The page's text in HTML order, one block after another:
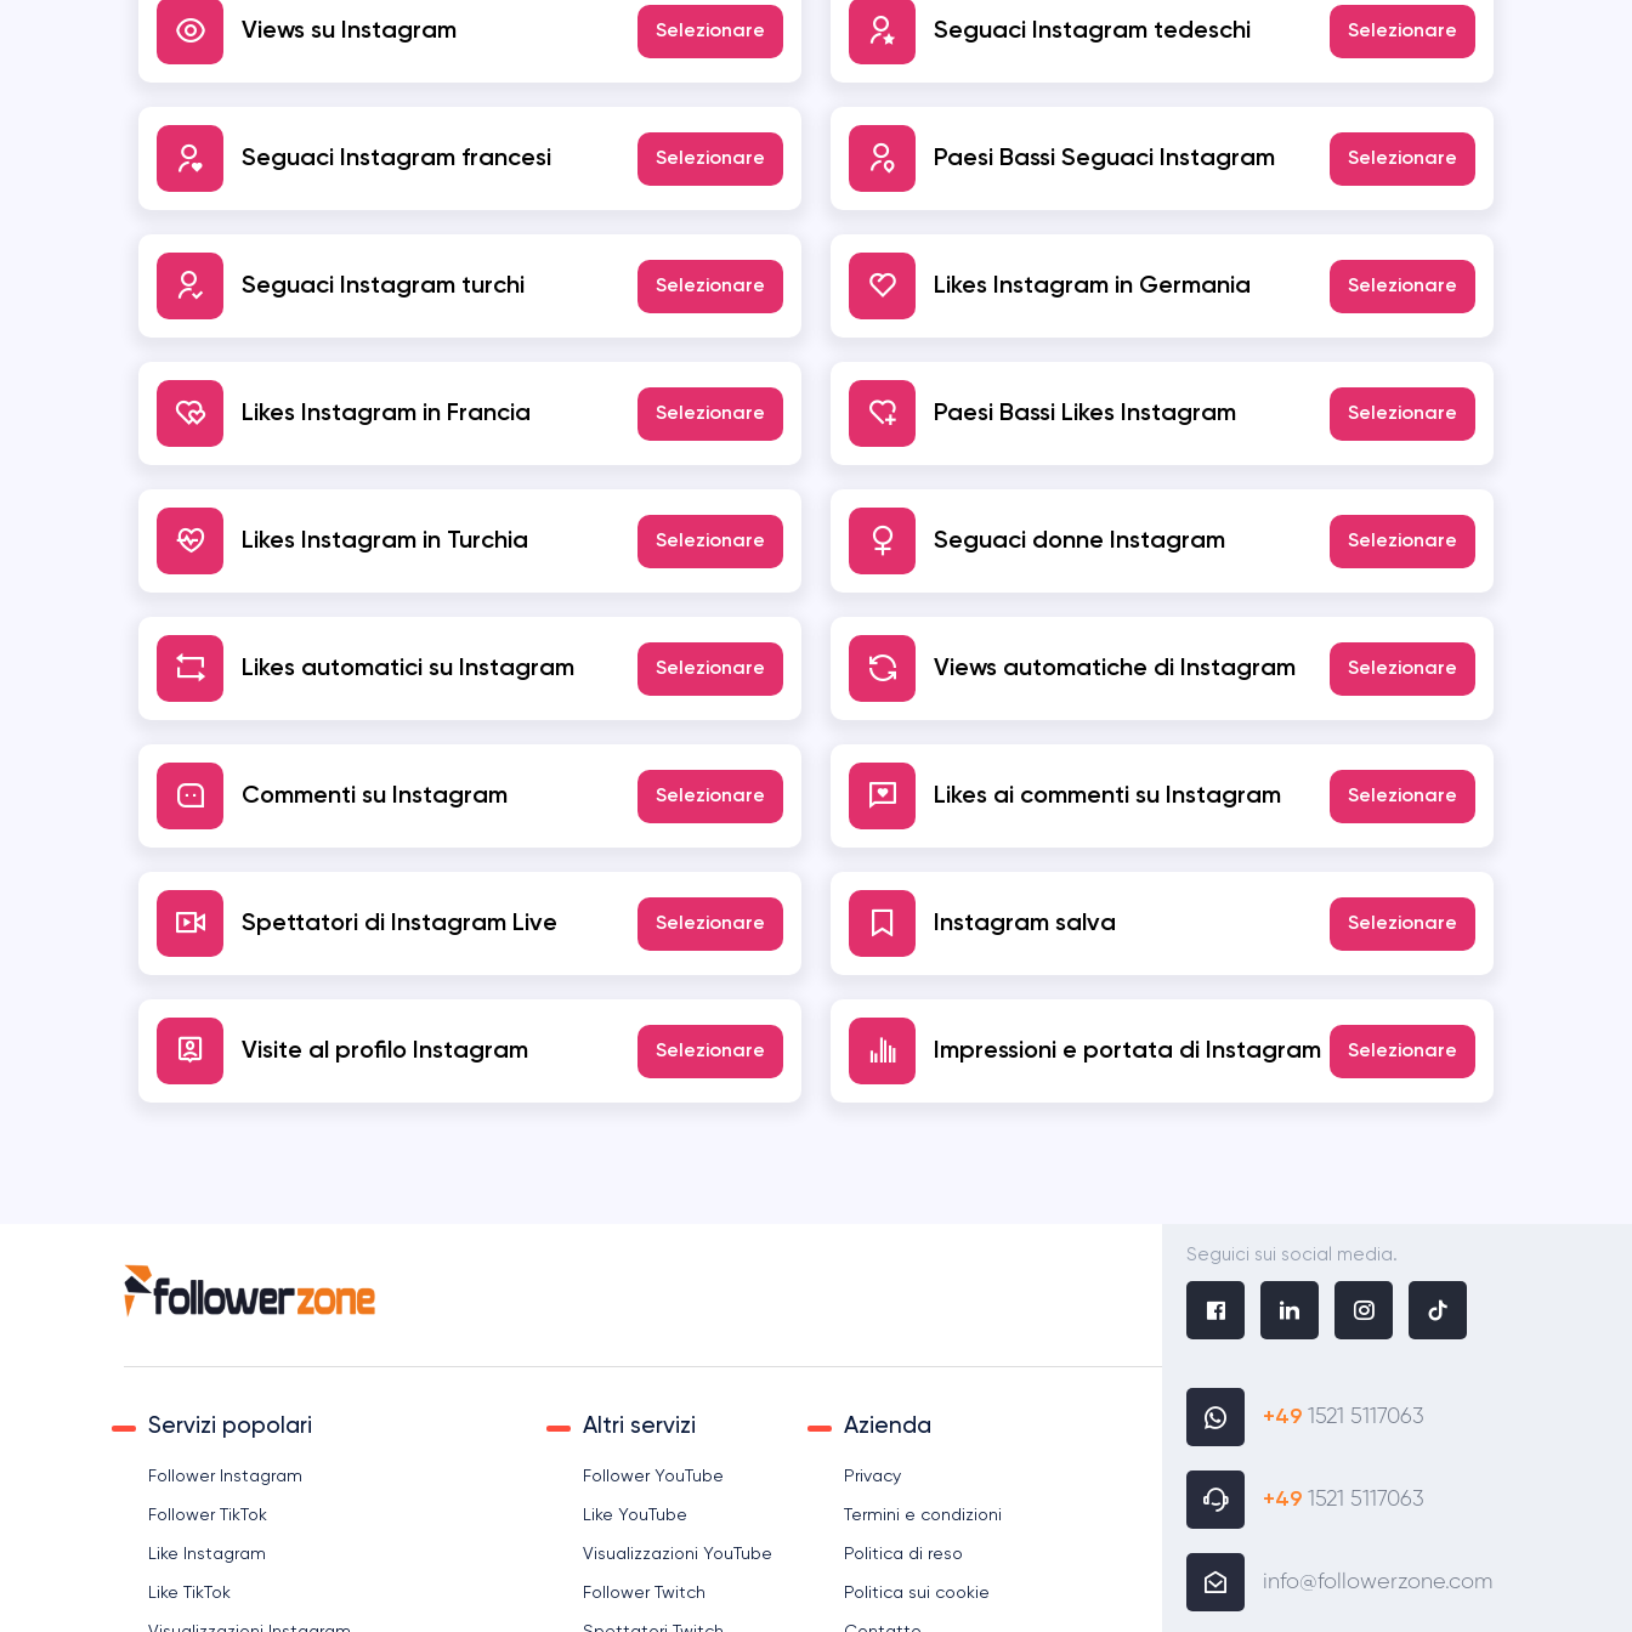
Vkontakte COUB
Views su Instagram Selezionare Seguaci Instagram tedeschi Selezionare
Seguaci Instagram francesi Selezionare Paesi Bassi Seguaci Instagram Selezionare
Seguaci Instagram turchi Selezionare Likes Instagram in Germania Selezionare
Likes Instagram in Francia Selezionare Paesi Bassi Likes Instagram Selezionare
Likes Instagram in Turchia Selezionare Seguaci donne Instagram Selezionare
Likes automatici su Instagram Selezionare Views automatiche di Instagram Selezionare
Commenti su Instagram Selezionare Likes ai commenti su Instagram Selezionare
Spettatori di Instagram Live Selezionare Instagram salva Selezionare
Visite al profilo Instagram Selezionare Impressioni e portata di Instagram Selezionare
Servizi popolari
Follower Instagram
Follower TikTok
Like Instagram
Like TikTok
Altri servizi
Follower YouTube
Like YouTube
Visualizzazioni YouTube
Follower Twitch
Azienda
Privacy
Termini e condizioni
Politica di reso
Politica sui cookie
Seguici sui social media.
+49 1521 5117063
+49 1521 5117063
info@followerzone.com